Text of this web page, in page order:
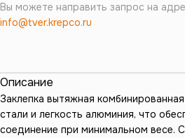
Вы можете направить запрос на
info@tver.krepco.ru
Описание
Заклепка вытяжная
стали и легкость алюминия, что
соединение при минимальном весе.